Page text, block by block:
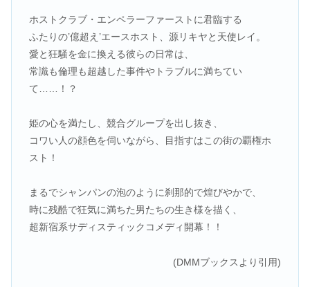
ホストクラブ・エンペラーファーストに君臨する
ふたりの’億超え’エースホスト、源リキヤと天使レイ。
愛と狂騒を金に換える彼らの日常は、
常識も倫理も超越した事件やトラブルに満ちてい
て……！？
姫の心を満たし、競合グループを出し抜き、
コワい人の顔色を伺いながら、目指すはこの街の覇権ホ
スト！
まるでシャンパンの泡のように刹那的で煌びやかで、
時に残酷で狂気に満ちた男たちの生き様を描く、
超新宿系サディスティックコメディ開幕！！
(DMMブックスより引用)